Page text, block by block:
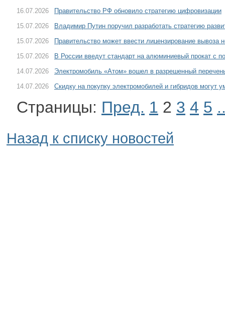
16.07.2026
Правительство РФ обновило стратегию цифровизации
15.07.2026
Владимир Путин поручил разработать стратегию
15.07.2026
Правительство может ввести лицензирование вывоза
15.07.2026
В России введут стандарт на алюминиевый прокат с
14.07.2026
Электромобиль «Атом» вошел в разрешенный
14.07.2026
Скидку на покупку электромобилей и гибридов могут
Страницы: Пред. 1 2 3 4 5
Назад к списку новостей